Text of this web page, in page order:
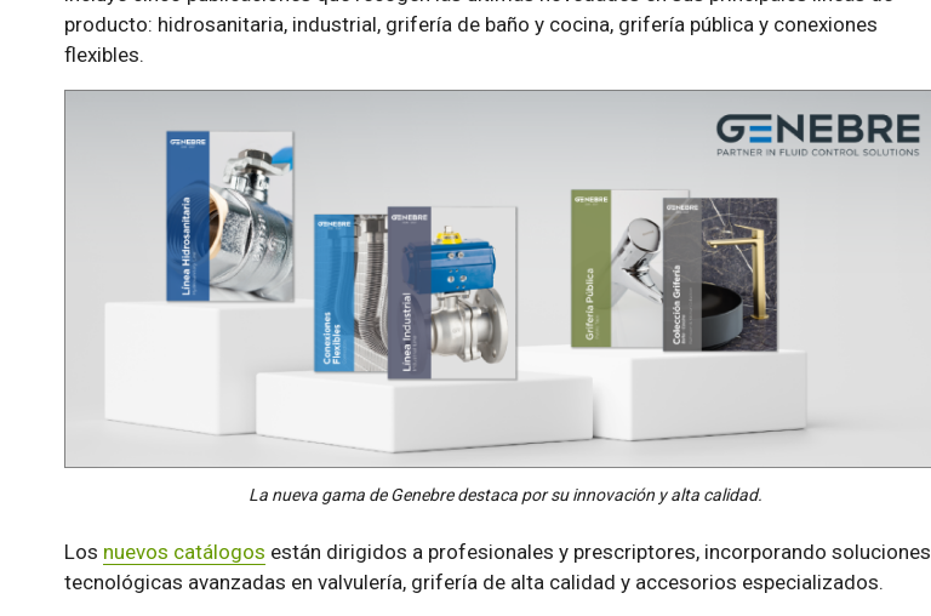
producto: hidrosanitaria, industrial, grifería de baño y cocina, grifería pública y conexiones
flexibles.
La nueva gama de Genebre destaca por su innovación y alta calidad.
Los nuevos catálogos están dirigidos a profesionales y prescriptores, incorporando soluciones
tecnológicas avanzadas en valvulería, grifería de alta calidad y accesorios especializados.